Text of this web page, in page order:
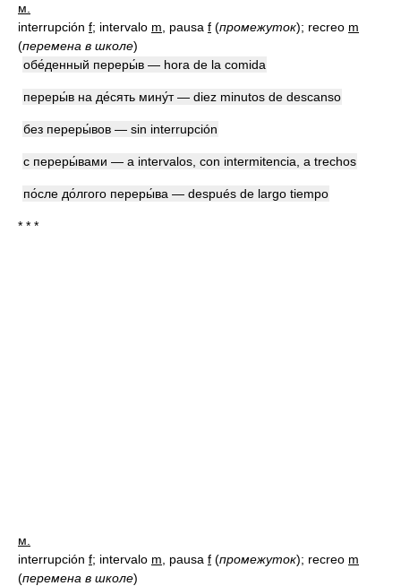
м.
interrupción f; intervalo m , pausa f (промежуток); recreo m
(перемена в школе)
обе́денный переры́в — hora de la comida
переры́в на де́сять мину́т — diez minutos de descanso
без переры́вов — sin interrupción
с переры́вами — a intervalos, con intermitencia, a trechos
по́сле до́лгого переры́ва — después de largo tiempo
* * *
м.
interrupción f; intervalo m , pausa f (промежуток); recreo m
(перемена в школе)